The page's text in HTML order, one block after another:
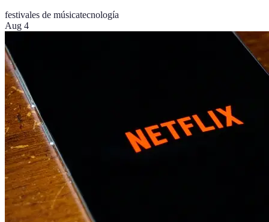
festivales de músicatecnología
Aug 4